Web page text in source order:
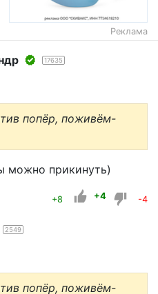
Реклама
17635
попёр, поживём-
можно прикинуть)
+8 +4 -4
2549
попёр, поживём-